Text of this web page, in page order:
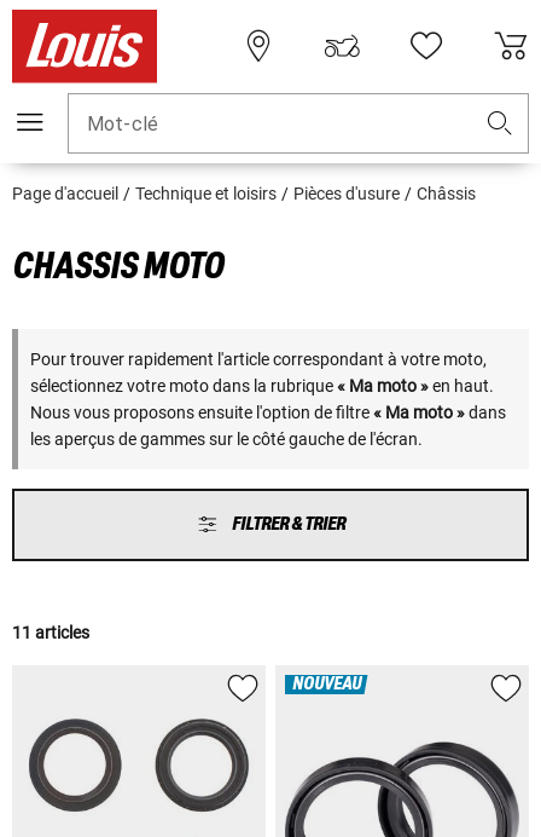
Mot-clé
Page d'accueil Technique et loisirs Pièces d'usure Châssis
CHASSIS MOTO
Pour trouver rapidement l'article correspondant à votre moto,
sélectionnez votre moto dans la rubrique« Ma moto »en haut.
Nous vous proposons ensuite l'option de filtre« Ma moto »dans
les aperçus de gammes sur le côté gauche de l'écran.
FILTRER & TRIER
11 articles
NOUVEAU